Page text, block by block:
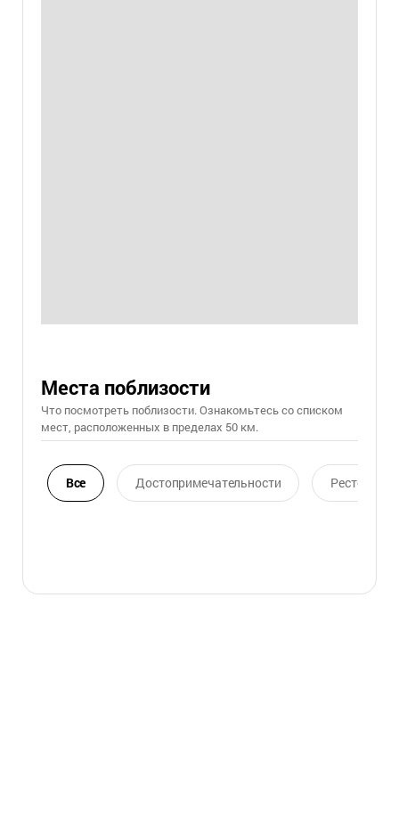
Места поблизости
Что посмотреть поблизости. Ознакомьтесь со списком
мест, расположенных в пределах 50 км.
Все Достопримечательности Ресторан